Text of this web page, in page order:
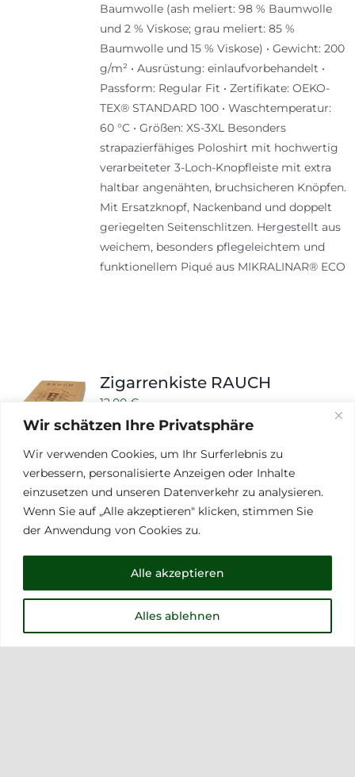
Wir schätzen Ihre Privatsphäre
Wir verwenden Cookies, um Ihr Surferlebnis zu
verbessern, personalisierte Anzeigen oder Inhalte
einzusetzen und unseren Datenverkehr zu analysieren.
Wenn Sie auf „Alle akzeptieren" klicken, stimmen Sie
der Anwendung von Cookies zu.
Alles ablehnen
Alle akzeptieren
Baumwolle (ash meliert: 98 % Baumwolle
und 2 % Viskose; grau meliert: 85 %
Baumwolle und 15 % Viskose) • Gewicht: 200
g/m² • Ausrüstung: einlaufvorbehandelt •
Passform: Regular Fit • Zertifikate: OEKO-
TEX® STANDARD 100 • Waschtemperatur:
60 °C • Größen: XS-3XL Besonders
strapazierfähiges Poloshirt mit hochwertig
verarbeiteter 3-Loch-Knopfleiste mit extra
haltbar angenähten, bruchsicheren Knöpfen.
Mit Ersatzknopf, Nackenband und doppelt
geriegelten Seitenschlitzen. Hergestellt aus
weichem, besonders pflegeleichtem und
funktionellem Piqué aus MIKRALINAR® ECO
Zigarrenkiste RAUCH
12,00 €
Zigarrenkiste RAUCH (ohne Zigarren) Aus
Buchenholz Platz für 5 Zigarren
Decke RAUCH 200cm x 150cm
60,00€
Kuscheldecke 200cm x 150cm
Materialzusammensetzung 58%